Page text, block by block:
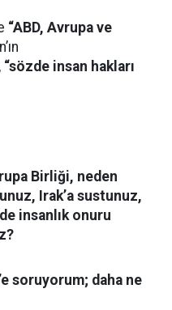
“ABD, Avrupa ve
“sözde insan hakları
Birliği, neden
Irak’a sustunuz,
insanlık onuru
soruyorum; daha ne